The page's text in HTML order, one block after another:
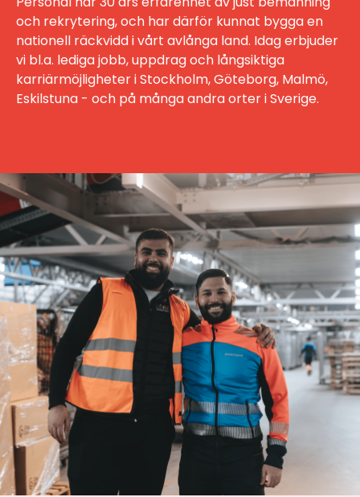
och rekrytering, och har därför kunnat bygga en
nationell räckvidd i vårt avlånga land. Idag erbjuder
vi bl.a. lediga jobb, uppdrag och långsiktiga
karriärmöjligheter i Stockholm, Göteborg, Malmö,
Eskilstuna - och på många andra orter i Sverige.